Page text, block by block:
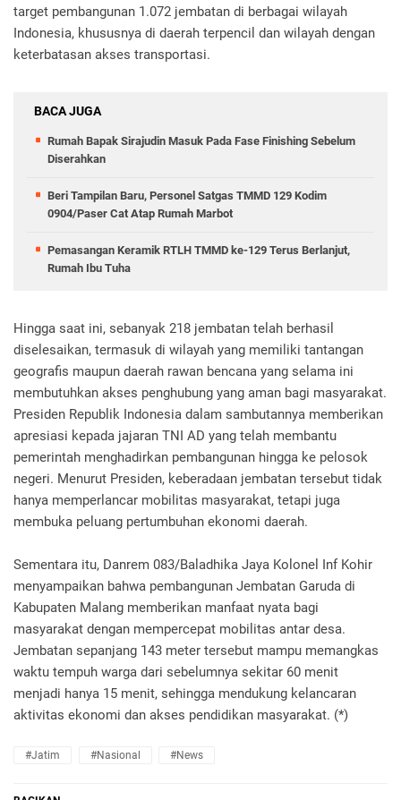
target pembangunan 1.072 jembatan di berbagai wilayah
Indonesia, khususnya di daerah terpencil dan wilayah dengan
keterbatasan akses transportasi.
BACA JUGA
Rumah Bapak Sirajudin Masuk Pada Fase Finishing Sebelum
Diserahkan
Beri Tampilan Baru, Personel Satgas TMMD 129 Kodim
0904/Paser Cat Atap Rumah Marbot
Pemasangan Keramik RTLH TMMD ke-129 Terus Berlanjut,
Rumah Ibu Tuha
Hingga saat ini, sebanyak 218 jembatan telah berhasil
diselesaikan, termasuk di wilayah yang memiliki tantangan
geografis maupun daerah rawan bencana yang selama ini
membutuhkan akses penghubung yang aman bagi masyarakat.
Presiden Republik Indonesia dalam sambutannya memberikan
apresiasi kepada jajaran TNI AD yang telah membantu
pemerintah menghadirkan pembangunan hingga ke pelosok
negeri. Menurut Presiden, keberadaan jembatan tersebut tidak
hanya memperlancar mobilitas masyarakat, tetapi juga
membuka peluang pertumbuhan ekonomi daerah.
Sementara itu, Danrem 083/Baladhika Jaya Kolonel Inf Kohir
menyampaikan bahwa pembangunan Jembatan Garuda di
Kabupaten Malang memberikan manfaat nyata bagi
masyarakat dengan mempercepat mobilitas antar desa.
Jembatan sepanjang 143 meter tersebut mampu memangkas
waktu tempuh warga dari sebelumnya sekitar 60 menit
menjadi hanya 15 menit, sehingga mendukung kelancaran
aktivitas ekonomi dan akses pendidikan masyarakat. (*)
#Jatim #Nasional #News